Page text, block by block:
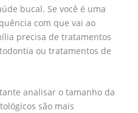
bucal. Se você é uma
com que vai ao
precisa de tratamentos
ou tratamentos de
analisar o tamanho da
são mais